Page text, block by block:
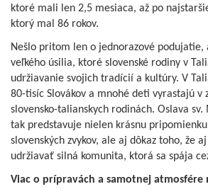
ktoré mali len 2,5 mesiaca, až po
ktorý mal 86 rokov.
Nešlo pritom len o jednorazové podujatie,
veľkého úsilia, ktoré slovenské rodiny v
udržiavanie svojich tradícií a kultúry. V
80-tisíc Slovákov a mnohé deti vyrastajú v
slovensko-talianskych rodinách. Oslava
tak predstavuje nielen krásnu
slovenských zvykov, ale aj dôkaz toho, že
udržiavať silná komunita, ktorá sa spája
Viac o prípravách a samotnej atmosfére